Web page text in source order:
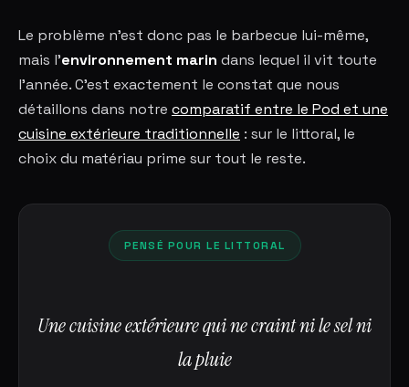
Le problème n'est donc pas le barbecue lui-même,
mais l'environnement marin dans lequel il vit toute
l'année. C'est exactement le constat que nous
détaillons dans notre comparatif entre le Pod et une
cuisine extérieure traditionnelle : sur le littoral, le
choix du matériau prime sur tout le reste.
PENSÉ POUR LE LITTORAL
Une cuisine extérieure qui ne craint ni le sel ni
la pluie